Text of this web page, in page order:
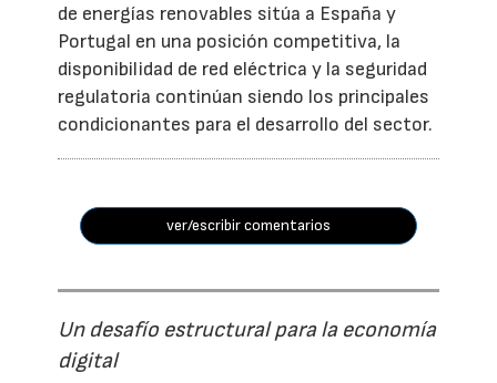
de energías renovables sitúa a España y
Portugal en una posición competitiva, la
disponibilidad de red eléctrica y la seguridad
regulatoria continúan siendo los principales
condicionantes para el desarrollo del sector.
ver/escribir comentarios
Un desafío estructural para la economía
digital